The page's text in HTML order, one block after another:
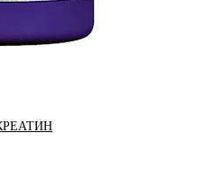
ЗДОРОВЬЕ И ДОЛГОЛЕТИЕ